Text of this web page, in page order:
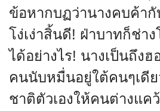
ข้อหากบฏว่านางคบค้า
โง่เง่าสิ้นดี! ฝ่าบาทก็ช่าง
ได้อย่างไร! นางเป็นถึงฮ
คนนับหมื่นอยู่ใต้คนๆเดีย
ชาติตัวเองให้คนต่างแค